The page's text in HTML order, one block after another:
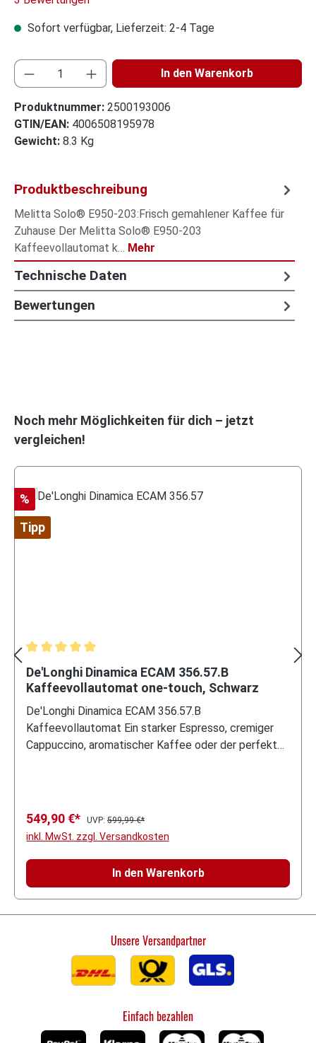
Sofort verfügbar, Lieferzeit: 2-4 Tage
Produkt Anzahl: Gib den
In den Warenkorb
Produktnummer: 2500193006
GTIN/EAN: 4006508195978
Gewicht: 8.3 Kg
Produktbeschreibung
Melitta Solo® E950-203:Frisch gemahlener Kaffee für
Zuhause Der Melitta Solo® E950-203
Kaffeevollautomat k… Mehr
Technische Daten
Bewertungen
Produktgalerie überspringen
Noch mehr Möglichkeiten für dich – jetzt
vergleichen!
Rabatt
%
Tipp
Durchschnittliche Bewertung von 5 von 5 Sternen
De'Longhi Dinamica ECAM 356.57.B
Kaffeevollautomat one-touch, Schwarz
De'Longhi Dinamica ECAM 356.57.B
Kaffeevollautomat Ein starker Espresso, cremiger
Cappuccino, aromatischer Kaffee oder der perfekte
Funktion können bis zu 6 Tassen mit nur einem
Knopfdruck zubereitet werden! Dank des
erhalten Sie Milchschaum für jedes Getränk in der
optimalen Konsistenz. Und das Beste: Die Reinigung
erfolgt automatisch per Drehregler. Es gibt fünf
voreingestellte Kaffeestärken von sehr mild bis sehr
zusätzlich individuelle Einstellungen von Aroma,
Kaffee- und Milchmenge für alle Getränke
vornehmen. Zudem verfügt die Maschine über ein
koffeinfreien Kaffee zubereiten können. Ein Highlight
für Tee-Trinker: die Heißwasser-Funktion! Die
549,90 €* UVP: 599,99 €*
inkl. MwSt. zzgl. Versandkosten
In den Warenkorb
Unsere Versandpartner
Einfach bezahlen